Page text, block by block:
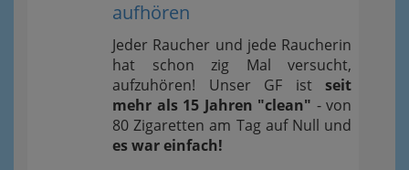
aufhören
Jeder Raucher und jede Raucherin
hat schon zig Mal versucht,
aufzuhören! Unser GF ist seit
mehr als 15 Jahren "clean" - von
80 Zigaretten am Tag auf Null und
es war einfach!